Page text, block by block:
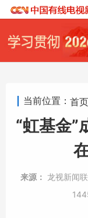
当前位置： 首页
“虹基金”
来源： 龙视新闻